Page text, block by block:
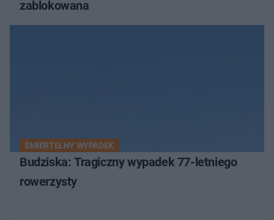
zablokowana
ŚMIERTELNY WYPADEK
Budziska: Tragiczny wypadek 77-letniego
rowerzysty